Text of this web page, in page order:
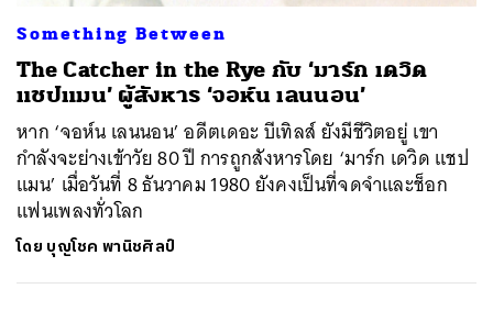
Something Between
The Catcher in the Rye กับ ‘มาร์ก เดวิด
แชปแมน’ ผู้สังหาร ‘จอห์น เลนนอน’
หาก ‘จอห์น เลนนอน’ อดีตเดอะ บีเทิลส์ ยังมีชีวิตอยู่ เขา
กำลังจะย่างเข้าวัย 80 ปี การถูกสังหารโดย ‘มาร์ก เดวิด แชป
แมน’ เมื่อวันที่ 8 ธันวาคม 1980 ยังคงเป็นที่จดจำและช็อก
แฟนเพลงทั่วโลก
โดย บุญโชค พานิชศิลป์